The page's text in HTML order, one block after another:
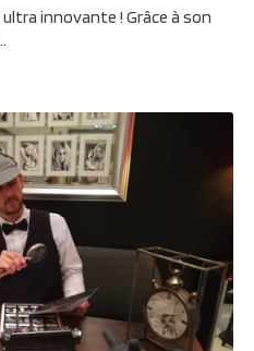
innovante ! Grâce à son